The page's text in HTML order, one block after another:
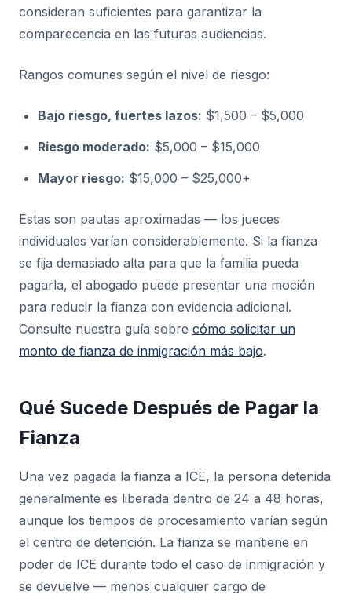
consideran suficientes para garantizar la
comparecencia en las futuras audiencias.
Rangos comunes según el nivel de riesgo:
Bajo riesgo, fuertes lazos: $1,500 – $5,000
Riesgo moderado: $5,000 – $15,000
Mayor riesgo: $15,000 – $25,000+
Estas son pautas aproximadas — los jueces
individuales varían considerablemente. Si la fianza
se fija demasiado alta para que la familia pueda
pagarla, el abogado puede presentar una moción
para reducir la fianza con evidencia adicional.
Consulte nuestra guía sobre cómo solicitar un
monto de fianza de inmigración más bajo.
Qué Sucede Después de Pagar la
Fianza
Una vez pagada la fianza a ICE, la persona detenida
generalmente es liberada dentro de 24 a 48 horas,
aunque los tiempos de procesamiento varían según
el centro de detención. La fianza se mantiene en
poder de ICE durante todo el caso de inmigración y
se devuelve — menos cualquier cargo de